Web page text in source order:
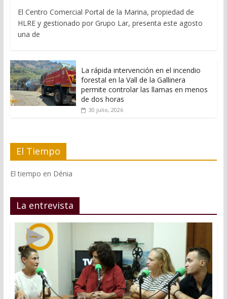
El Centro Comercial Portal de la Marina, propiedad de
HLRE y gestionado por Grupo Lar, presenta este agosto
una de
La rápida intervención en el incendio
forestal en la Vall de la Gallinera
permite controlar las llamas en menos
de dos horas
30 julio, 2026
El Tiempo
El tiempo en Dénia
La entrevista